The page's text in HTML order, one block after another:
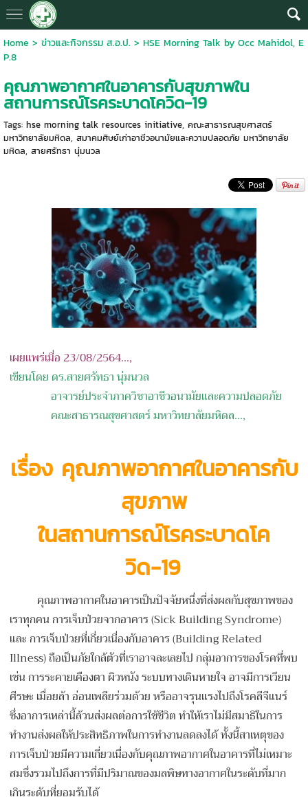
Home > ข่าวและกิจกรรม ส.อ.ป. > HSE Morning Talk by Occ Mahidol, E
P.8
คุณภาพอากาศในอาคารกับสุขภาพใน
สถานการณ์โรคระบาดโควิด-19
Tags: hse morning talk resources initiative, คณะสาธารณสุขศาสตร์
มหาวิทยาลัยมหิดล, สมาคมศิษย์เก่าอาชีวอนามัยและความปลอดภัย มหาวิทยาลัย
มหิดล, สายศรัทธา นุ่มนวล
เผยแพร่เมื่อ 23/08/2564...,
เขียนโดย ดร.สายศรัทธา นุ่มนวล
อาจารย์ประจำภาควิชาอาชีวอนามัยและความปลอดภัย
คณะสาธารณสุขศาสตร์มหาวิทยาลัยมหิดล...,
เรื่อง คุณภาพอากาศในอาคารกับ
สุขภาพ
ในสถานการณ์โรคระบาดโค
วิด-19
คุณภาพอากาศในอาคารเป็นปัจจัยหนึ่งที่ส่งผลกับสุขภาพของ
เราทุกคน การเจ็บป่วยจากอาคาร (Sick Building Syndrome)
และ การเจ็บป่วยที่เกี่ยวเนื่องกับอาคาร (Building Related
Illness) ถือเป็นภัยใกล้ตัวที่เราอาจละเลยไป กลุ่มอาการของโรคที่พบ
เช่น การระคายเคืองตา ผิวหนัง ระบบทางเดินหายใจ อาจมีการเวียน
ศีรษะ เมื่อยล้า อ่อนเพลียร่วมด้วย หรืออาจรุนแรงไปถึงโรคลีจีแนร์
ซึ่งอาการเหล่านี้ล้วนส่งผลต่อการใช้ชีวิต ทำให้เราไม่มีสมาธิในการ
ทำงานส่งผลให้ประสิทธิภาพในการทำงานลดลงได้ ทั้งนี้สาเหตุของ
การเจ็บป่วยมีความเกี่ยวเนื่องกับคุณภาพอากาศในอาคารที่ไม่เหมาะ
สมซึ่งรวมไปถึงการที่มีปริมาณของมลพิษทางอากาศในระดับที่มาก
เกินระดับที่ยอมรับได้